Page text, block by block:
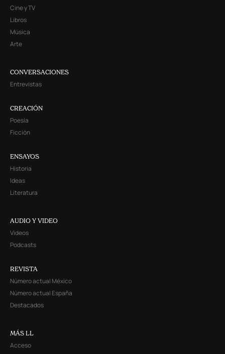
Cine y TV
Libros
Música
Arte
CONVERSACIONES
Entrevistas
CREACIÓN
Poesía
Ficción
ENSAYOS
Historia
Ideas
Literatura
AUDIO Y VIDEO
Videos
Podcasts
REVISTA
Número actual México
Número actual España
Destacados
MÁS LL
Acceso